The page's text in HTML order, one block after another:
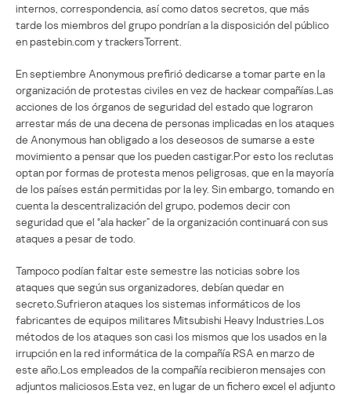
internos, correspondencia, así como datos secretos, que más
tarde los miembros del grupo pondrían a la disposición del público
en pastebin.com y trackersTorrent.
En septiembre Anonymous prefirió dedicarse a tomar parte en la
organización de protestas civiles en vez de hackear compañías.Las
acciones de los órganos de seguridad del estado que lograron
arrestar más de una decena de personas implicadas en los ataques
de Anonymous han obligado a los deseosos de sumarse a este
movimiento a pensar que los pueden castigar.Por esto los reclutas
optan por formas de protesta menos peligrosas, que en la mayoría
de los países están permitidas por la ley. Sin embargo, tomando en
cuenta la descentralización del grupo, podemos decir con
seguridad que el “ala hacker” de la organización continuará con sus
ataques a pesar de todo.
Tampoco podían faltar este semestre las noticias sobre los
ataques que según sus organizadores, debían quedar en
secreto.Sufrieron ataques los sistemas informáticos de los
fabricantes de equipos militares Mitsubishi Heavy Industries.Los
métodos de los ataques son casi los mismos que los usados en la
irrupción en la red informática de la compañía RSA en marzo de
este año.Los empleados de la compañía recibieron mensajes con
adjuntos maliciosos.Esta vez, en lugar de un fichero excel el adjunto